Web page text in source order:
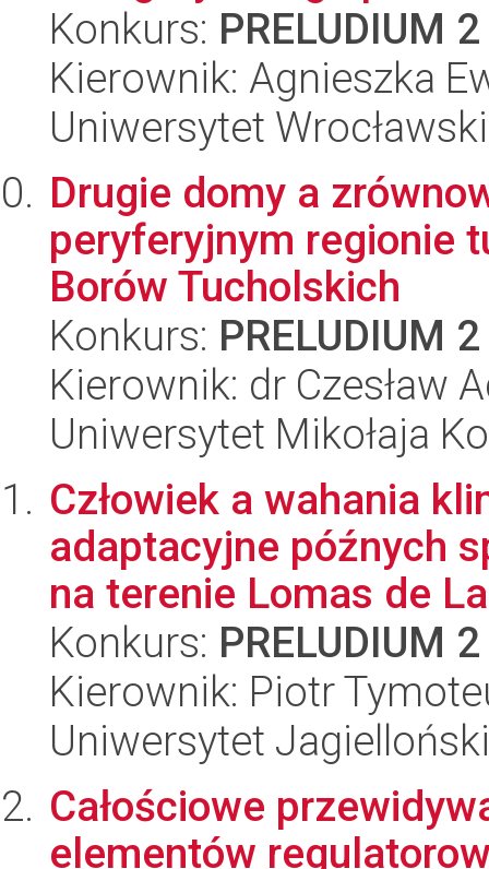
Konkurs: PRELUDIUM 2
Kierownik: Agnieszka
Uniwersytet
Drugie domy a
peryferyjnym regionie
Borów Tucholskich
Konkurs: PRELUDIUM 2
Kierownik: dr Czesław
Uniwersytet Mikołaja
Człowiek a wahania
adaptacyjne późnych
na terenie Lomas de
Konkurs: PRELUDIUM 2
Kierownik: Piotr
Uniwersytet
Całościowe
elementów